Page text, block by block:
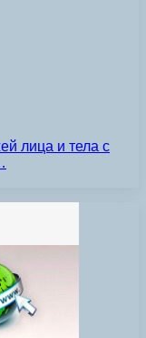
лица и тела с